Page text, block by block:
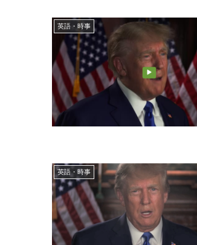
英語・時事
英語・時事